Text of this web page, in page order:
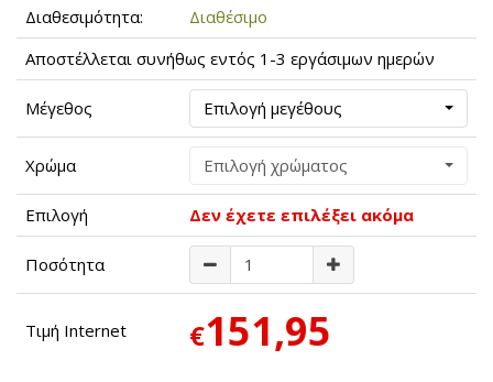
Διαθεσιμότητα:
Διαθέσιμο
Αποστέλλεται συνήθως εντός 1-3 εργάσιμων ημερών
Μέγεθος Επιλογή μεγέθους
Χρώμα Επιλογή χρώματος
Επιλογή Δεν έχετε επιλέξει ακόμα
Ποσότητα
Τιμή Internet €151,95